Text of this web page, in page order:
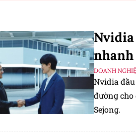
Nvidia
nhanh
DOANH
Nvidia đầu
đường cho
Sejong.